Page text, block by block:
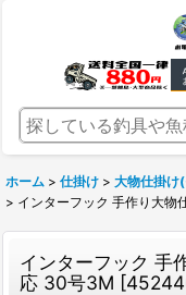
ホーム > 仕掛け > 大物仕掛け
> インターフック 手作り大物
インターフック 手
応 30号3M [